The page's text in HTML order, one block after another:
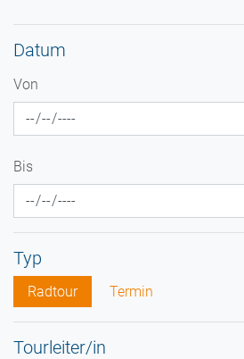
Datum
Von
Bis
Typ
Radtour Termin
Tourleiter/in